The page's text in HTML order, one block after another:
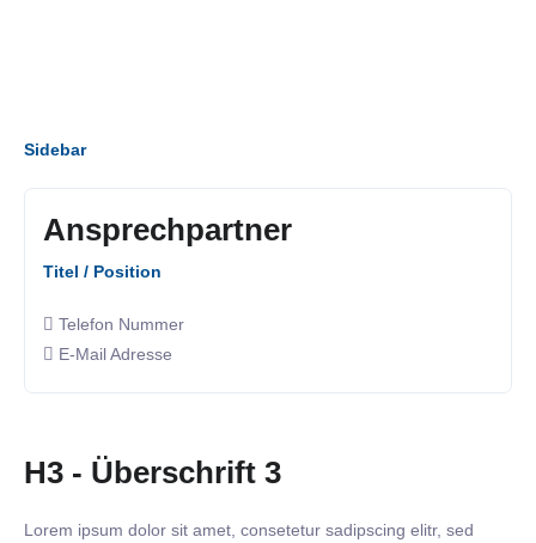
Sidebar
Ansprechpartner
Titel / Position
Telefon Nummer
E-Mail Adresse
H3 - Überschrift 3
Lorem ipsum dolor sit amet, consetetur sadipscing elitr, sed